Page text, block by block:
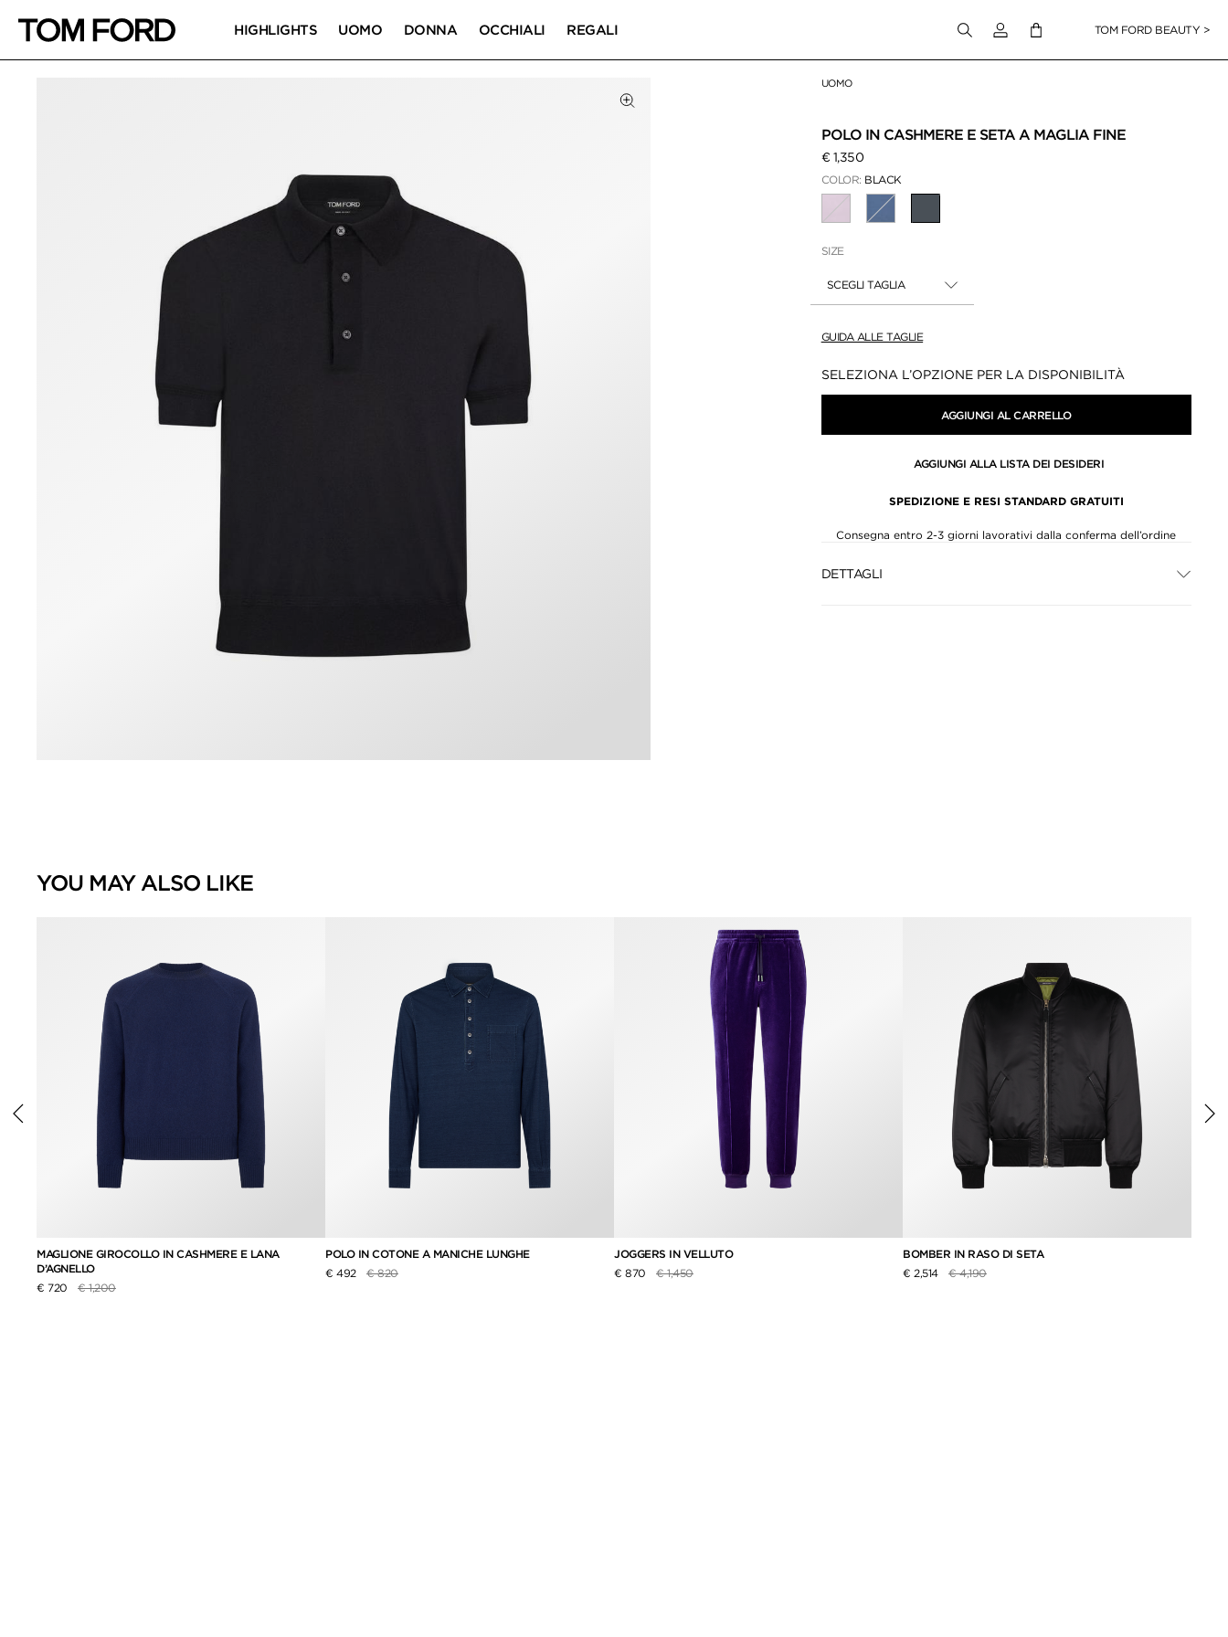
HIGHLIGHTS UOMO DONNA OCCHIALI REGALI Accedi al tuo accountTOM FORD BEAUTY >
UOMO
POLO IN CASHMERE E SETA A MAGLIA FINE
€ 1,350
COLOR: BLACK
SIZE
SCEGLI TAGLIA
GUIDA ALLE TAGLIE
Disponibilità:
SELEZIONA L’OPZIONE PER LA DISPONIBILITÀ
AGGIUNGI AL CARRELLO
AGGIUNGI ALLA LISTA DEI DESIDERI
SPEDIZIONE E RESI STANDARD GRATUITI
Consegna entro 2-3 giorni lavorativi dalla conferma dell’ordine
DETTAGLI
YOU MAY ALSO LIKE
MAGLIONE GIROCOLLO IN CASHMERE E LANA
D’AGNELLO
€ 720
Prezzo ridotto da
€ 1,200a
POLO IN COTONE A MANICHE LUNGHE
€ 492
Prezzo ridotto da
€ 820a
JOGGERS IN VELLUTO
€ 870
Prezzo ridotto da
€ 1,450a
BOMBER IN RASO DI SETA
€ 2,514
Prezzo ridotto da
€ 4,190a